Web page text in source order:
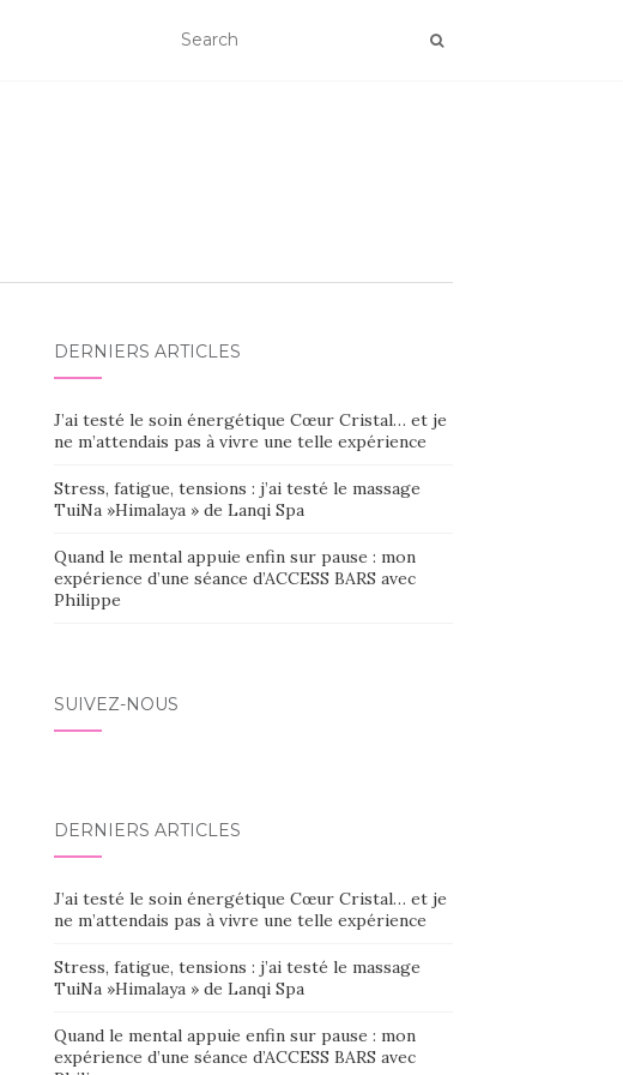
DERNIERS ARTICLES
J’ai testé le soin énergétique Cœur Cristal… et je
ne m’attendais pas à vivre une telle expérience
Stress, fatigue, tensions : j’ai testé le massage
TuiNa »Himalaya » de Lanqi Spa
Quand le mental appuie enfin sur pause : mon
expérience d’une séance d’ACCESS BARS avec
Philippe
SUIVEZ-NOUS
DERNIERS ARTICLES
J’ai testé le soin énergétique Cœur Cristal… et je
ne m’attendais pas à vivre une telle expérience
Stress, fatigue, tensions : j’ai testé le massage
TuiNa »Himalaya » de Lanqi Spa
Quand le mental appuie enfin sur pause : mon
expérience d’une séance d’ACCESS BARS avec